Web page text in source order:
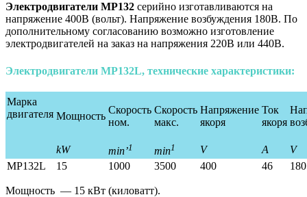
Электродвигатели МР132 серийно изготавливаются на
напряжение 400В (вольт). Напряжение возбуждения 180В. По
дополнительному согласованию возможно изготовление
электродвигателей на заказ на напряжения 220В или 440В.
Электродвигатели МР132L, технические характеристики:
Марка
двигателя Мощность
Скорость
ном.
Скорость
макс.
Напряжение
якоря
Ток
якоря
kW min’1 min1 V A
V
MP132L
15 1000 3500 400 46 180
Мощность — 15 кВт (киловатт).